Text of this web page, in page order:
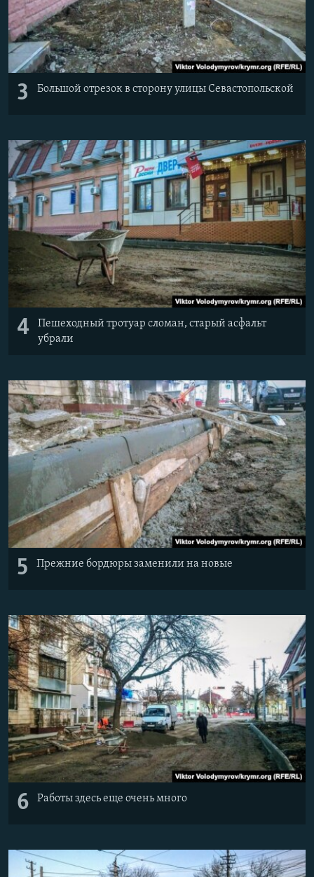
3 Большой отрезок в сторону улицы Севастопольской
4
Пешеходный тротуар сломан, старый асфальт
убрали
5 Прежние бордюры заменили на новые
6 Работы здесь еще очень много